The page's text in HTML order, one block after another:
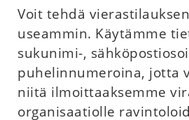
Voit tehdä
useammin. Käytämme
sukunimi-,
puhelinnumeroina, jotta
niitä ilmoittaaksemme
organisaatiolle